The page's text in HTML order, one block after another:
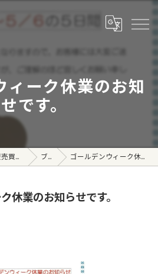
ィーク休業のお知
です。
栃木県宇都宮市の不動産売買なら株式会社ジャスティス ブログ ゴールデンウィーク休業のお知らせです。
休業のお知らせです。